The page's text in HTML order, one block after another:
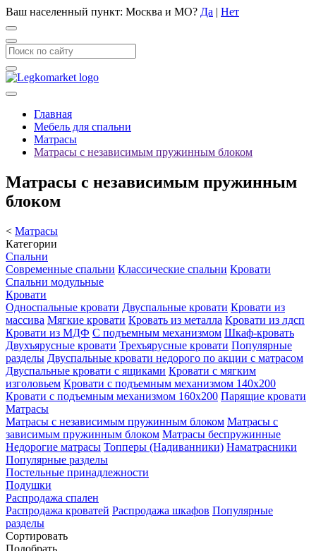
Ваш населенный пункт: Москва и МО? Да | Нет
Главная
Мебель для спальни
Матрасы
Матрасы с независимым пружинным блоком
Матрасы с независимым пружинным
блоком
< Матрасы
Категории
Спальни
Современные спальни Классические спальни Кровати
Спальни модульные
Кровати
Односпальные кровати Двуспальные кровати Кровати из
массива Мягкие кровати Кровать из металла Кровати из лдсп
Кровати из МДФ С подъемным механизмом Шкаф-кровать
Двухъярусные кровати Трехъярусные кровати Популярные
разделы Двуспальные кровати недорого по акции с матрасом
Двуспальные кровати с ящиками Кровати с мягким
изголовьем Кровати с подъемным механизмом 140х200
Кровати с подъемным механизмом 160х200 Парящие кровати
Матрасы
Матрасы с независимым пружинным блоком Матрасы с
зависимым пружинным блоком Матрасы беспружинные
Недорогие матрасы Топперы (Надиванники) Наматрасники
Популярные разделы
Постельные принадлежности
Подушки
Распродажа спален
Распродажа кроватей Распродажа шкафов Популярные
разделы
Сортировать
Подобрать